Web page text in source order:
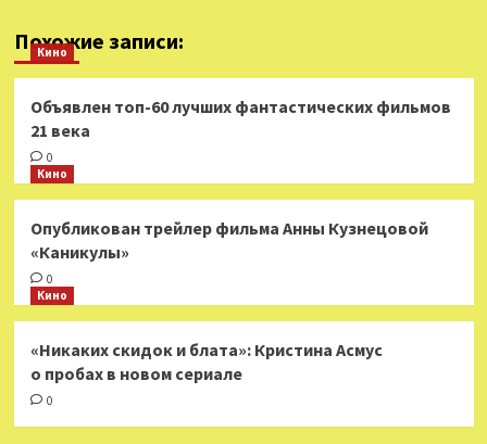
Похожие записи:
Кино
Объявлен топ-60 лучших фантастических фильмов
21 века
0
Кино
Опубликован трейлер фильма Анны Кузнецовой
«Каникулы»
0
Кино
«Никаких скидок и блата»: Кристина Асмус
о пробах в новом сериале
0